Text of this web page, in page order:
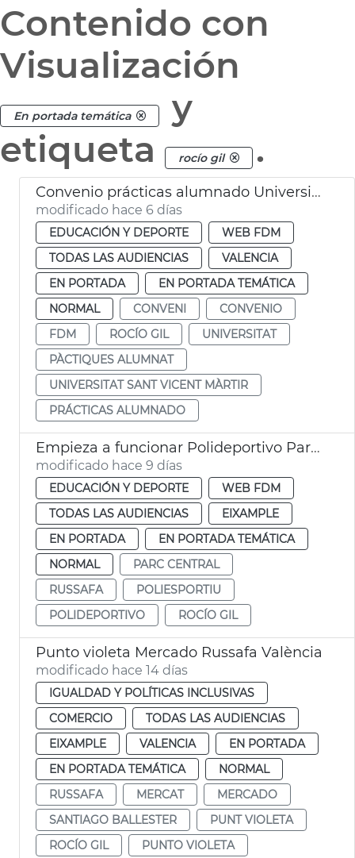
Contenido con
Visualización
En portada temática
y
etiqueta
rocío gil .
Convenio prácticas alumnado Universidad Católica FDM València
modificado hace 6 días
EDUCACIÓN Y DEPORTE
WEB FDM
TODAS LAS AUDIENCIAS
VALENCIA
EN PORTADA
EN PORTADA TEMÁTICA
NORMAL
CONVENI
CONVENIO
FDM
ROCÍO GIL
UNIVERSITAT
PÀCTIQUES ALUMNAT
UNIVERSITAT SANT VICENT MÀRTIR
PRÁCTICAS ALUMNADO
Empieza a funcionar Polideportivo Parc Central València
modificado hace 9 días
EDUCACIÓN Y DEPORTE
WEB FDM
TODAS LAS AUDIENCIAS
EIXAMPLE
EN PORTADA
EN PORTADA TEMÁTICA
NORMAL
PARC CENTRAL
RUSSAFA
POLIESPORTIU
POLIDEPORTIVO
ROCÍO GIL
Punto violeta Mercado Russafa València
modificado hace 14 días
IGUALDAD Y POLÍTICAS INCLUSIVAS
COMERCIO
TODAS LAS AUDIENCIAS
EIXAMPLE
VALENCIA
EN PORTADA
EN PORTADA TEMÁTICA
NORMAL
RUSSAFA
MERCAT
MERCADO
SANTIAGO BALLESTER
PUNT VIOLETA
ROCÍO GIL
PUNTO VIOLETA